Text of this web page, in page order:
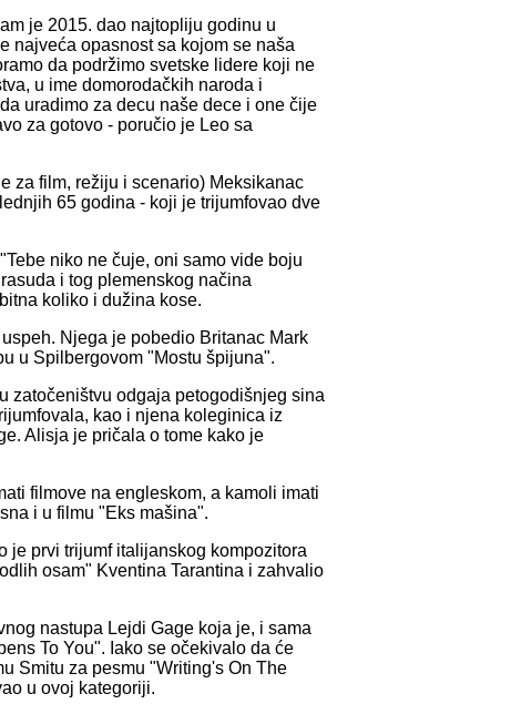
je 2015. dao najtopliju godinu u
najveća opasnost sa kojom se naša
da podržimo svetske lidere koji ne
u ime domorodačkih naroda i
uradimo za decu naše dece i one čije
za gotovo - poručio je Leo sa
za film, režiju i scenario) Meksikanac
65 godina - koji je trijumfovao dve
niko ne čuje, oni samo vide boju
i tog plemenskog načina
koliko i dužina kose.
Njega je pobedio Britanac Mark
u Spilbergovom "Mostu špijuna".
zatočeništvu odgaja petogodišnjeg sina
kao i njena koleginica iz
Alisja je pričala o tome kako je
filmove na engleskom, a kamoli imati
i u filmu "Eks mašina".
je prvi trijumf italijanskog kompozitora
osam" Kventina Tarantina i zahvalio
nastupa Lejdi Gage koja je, i sama
To You". Iako se očekivalo da će
Smitu za pesmu "Writing's On The
u ovoj kategoriji.